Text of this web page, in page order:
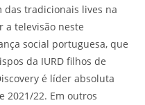
das tradicionais lives na
a televisão neste
social portuguesa, que
da IURD filhos de
é líder absoluta
2021/22. Em outros